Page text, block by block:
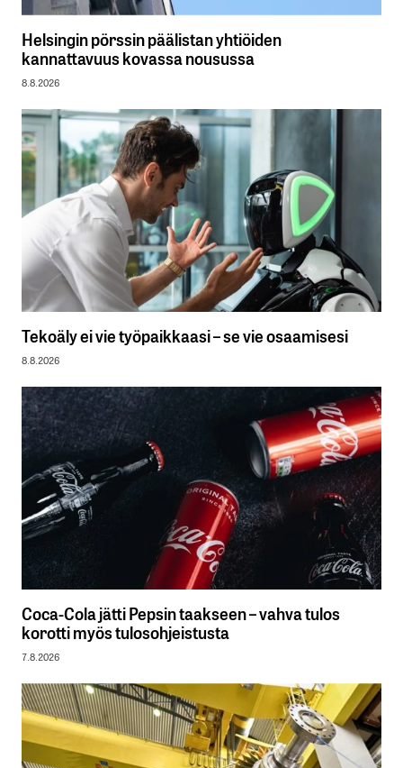
Helsingin pörssin päälistan yhtiöiden
kannattavuus kovassa nousussa
8.8.2026
Tekoäly ei vie työpaikkaasi – se vie osaamisesi
8.8.2026
Coca-Cola jätti Pepsin taakseen – vahva tulos
korotti myös tulosohjeistusta
7.8.2026